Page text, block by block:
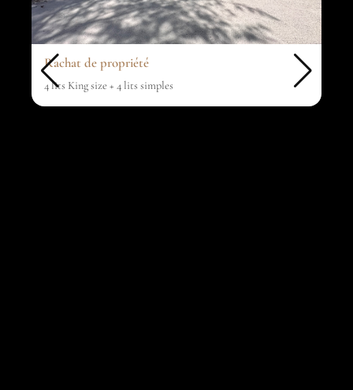
Rachat de propriété
4 lits King size + 4 lits simples